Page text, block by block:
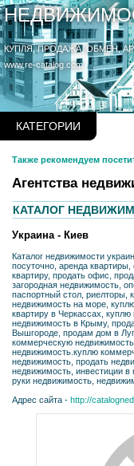
КУПЛЯ, ПРОДАЖА, ОБМЕН,
www.re-catalog.com
КАТЕГОРИИ
Также рекомендуем
Агентства
КАТАЛОГ
Украина - Киев
Каталог недвижимости
посуточно, аренда
квартиру, продать офис,
загородная недвижимость,
паспортный стол, риелторы,
недвижимость на море,
квартиру в Черкассах,
недвижимость в Крыму,
Вышгороде, продам дом в
коммерческую
недвижимость.куплю
недвижимость, продать
недвижимость, инвестиции в
руки недвижимость,
Адрес сайта - http://